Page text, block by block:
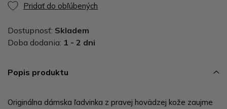
Pridať do obľúbených
Dostupnosť: Skladem
Doba dodania: 1 - 2 dni
Popis produktu
Originálna dámska ľadvinka z pravej hovädzej kože zaujme